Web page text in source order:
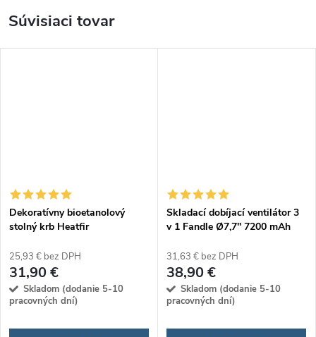
Súvisiaci tovar
Dekoratívny bioetanolový
stolný krb Heatfir
25,93 € bez DPH
31,90 €
Skladom (dodanie 5-10
pracovných dní)
Skladací dobíjací ventilátor 3
v 1 Fandle Ø7,7'' 7200 mAh
31,63 € bez DPH
38,90 €
Skladom (dodanie 5-10
pracovných dní)